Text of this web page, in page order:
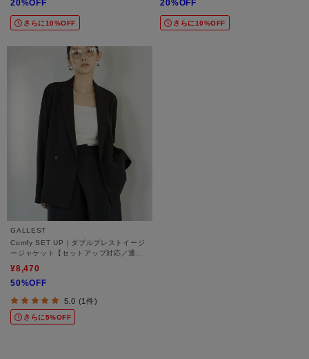
20%OFF
さらに10%OFF
20%OFF
さらに10%OFF
GALLEST
Comfy SET UP｜ダブルブレストイージ
ージャケット【セットアップ対応／通勤
¥8,470
50%OFF
5.0 (1件)
さらに5%OFF